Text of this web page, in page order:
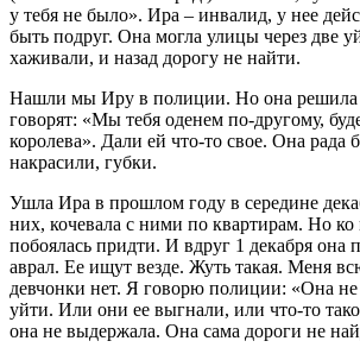
у тебя не было». Ира – инвалид, у нее
быть подруг. Она могла улицы через две
хаживали, и назад дорогу не найти.
Нашли мы Иру в полиции. Но она
говорят: «Мы тебя оденем по-другому,
королева». Дали ей что-то свое. Она рада
накрасили, губки.
Ушла Ира в прошлом году в середине
них, кочевала с ними по квартирам. Но
побоялась придти. И вдруг 1 декабря она
аврал. Ее ищут везде. Жуть такая. Меня
девчонки нет. Я говорю полиции: «Она не
уйти. Или они ее выгнали, или что-то
она не выдержала. Она сама дороги не